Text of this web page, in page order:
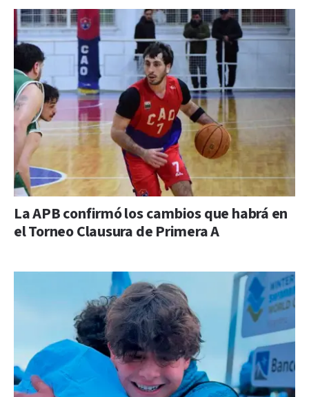
La APB confirmó los cambios que habrá en
el Torneo Clausura de Primera A